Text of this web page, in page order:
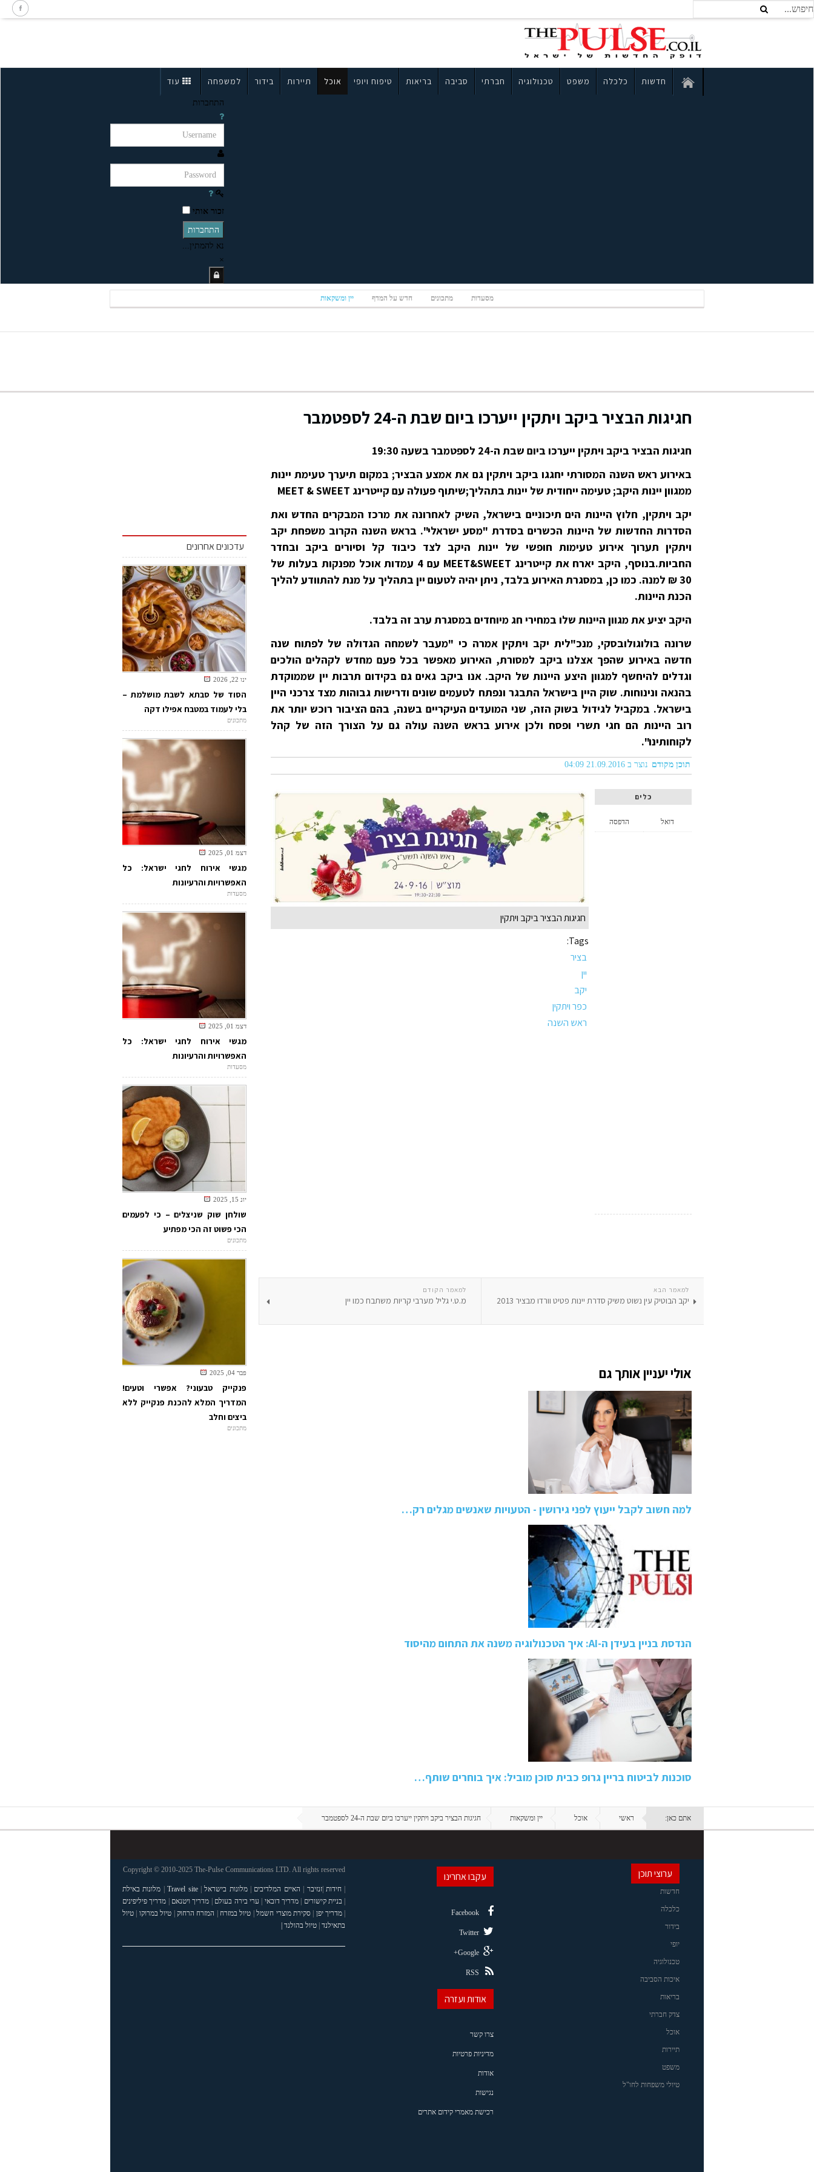
חדשות כלכלה משפט טכנולוגיה חברתי סביבה בריאות טיפוח ויופי אוכל תיירות בידור למשפחה עוד
התחברות
זכור אותי
התחברות
נא להמתין...
×
מסעדות מתכונים חדש על המדף יין ומשקאות
חגיגות הבציר ביקב ויתקין ייערכו ביום שבת ה-24 לספטמבר
חגיגות הבציר ביקב ויתקין ייערכו ביום שבת ה-24 לספטמבר בשעה 19:30
באירוע ראש השנה המסורתי יחגגו ביקב ויתקין גם את אמצע הבציר; במקום תיערך טעימת יינות
ממגוון יינות היקב; טעימה ייחודית של יינות בתהליך;שיתוף פעולה עם קייטרינג MEET & SWEET
יקב ויתקין, חלוץ היינות הים תיכוניים בישראל, השיק לאחרונה את מרכז המבקרים החדש ואת
הסדרות החדשות של היינות הכשרים בסדרת "מסע ישראלי". בראש השנה הקרוב משפחת יקב
ויתקין תערוך אירוע טעימות חופשי של יינות היקב לצד כיבוד קל וסיורים ביקב ובחדר
החביות.בנוסף, היקב יארח את קייטרינג MEET&SWEET עם 4 עמדות אוכל מפנקות בעלות של
30 ₪ למנה. כמו כן, במסגרת האירוע בלבד, ניתן יהיה לטעום יין בתהליך על מנת להתוודע להליך
הכנת היינות.
היקב יציע את מגוון היינות שלו במחירי חג מיוחדים במסגרת ערב זה בלבד.
שרונה בולוגולובסקי, מנכ"לית יקב ויתקין אמרה כי "מעבר לשמחה הגדולה של לפתוח שנה
חדשה באירוע שהפך אצלנו ביקב למסורת, האירוע מאפשר בכל פעם מחדש לקהלים הולכים
וגדלים להיחשף למגוון היצע היינות של היקב. אנו ביקב גאים גם בקידום תרבות יין שממוקדת
בהנאה ונינוחות. שוק היין בישראל התבגר ונפתח לטעמים שונים ודרישות גבוהות מצד צרכני היין
בישראל. במקביל לגידול בשוק הזה, שני המועדים העיקריים בשנה, בהם הציבור רוכש יותר את
רוב היינות הם חגי תשרי ופסח ולכן אירוע בראש השנה עולה גם על הצורך הזה של קהל
לקוחותינו".
תוכן מקודם נוצר ב 21.09.2016 04:09
כלים
הדפסה דואל
חגיגות הבציר ביקב ויתקין
Tags:
בציר
יין
יקב
כפר ויתקין
ראש השנה
למאמר הקודם
מ.ט.י גליל מערבי קריות משתבח כמו יין
למאמר הבא
יקב הבוטיק עין נשוט משיק סדרת יינות פטיט וורדו מבציר 2013
אולי יעניין אותך גם
למה חשוב לקבל ייעוץ לפני גירושין - הטעויות שאנשים מגלים רק…
הנדסת בניין בעידן ה-AI: איך הטכנולוגיה משנה את התחום מהיסוד
סוכנות לביטוח בריין גרופ כבית סוכן מוביל: איך בוחרים שותף…
עדכונים אחרונים
ינו 22, 2026
הסוד של סבתא לשבת מושלמת –
בלי לעמוד במטבח אפילו דקה
מתכונים
דצמ 01, 2025
מגשי אירוח לחגי ישראל: כל
האפשרויות והרעיונות
מסעדות
דצמ 01, 2025
מגשי אירוח לחגי ישראל: כל
האפשרויות והרעיונות
מסעדות
יונ 15, 2025
שולחן שוק שניצלים – כי לפעמים
הכי פשוט זה הכי מפתיע
מתכונים
פבר 04, 2025
פנקייק טבעוני? אפשרי וטעים!
המדריך המלא להכנת פנקייק ללא
ביצים וחלב
מתכונים
אתם כאן: ראשי אוכל יין ומשקאות חגיגות הבציר ביקב ויתקין ייערכו ביום שבת ה-24 לספטמבר
ערוצי תוכן
חדשות
כלכלה
בידור
יופי
טכנולוגיה
איכות הסביבה
בריאות
צדק חברתי
אוכל
תיירות
משפט
טיולי משפחות לחו"ל
עקבו אחרינו
Facebook
Twitter
Google+
RSS
אודות ועזרה
צרו קשר
מדיניות פרטיות
אודות
נגישות
רכישת מאמרי קידום אתרים
Copyright © 2010-2025 The-Pulse Communications LTD. All rights reserved
| חידות |זנזיבר | האיים המלדיבים |מלונות בישראל|
Travel site
| מלונות באילת
| בניית קישורים |מדריך דובאי | ערי בירה בעולם | מדריך ויטנאם | מדריך פיליפינים
| מדריך יפן |סקירת מוצרי חשמל| טיול במזרח | המזרח הרחוק | טיול במרוקו | טיול
בתאילנד| טיול בהולנד |